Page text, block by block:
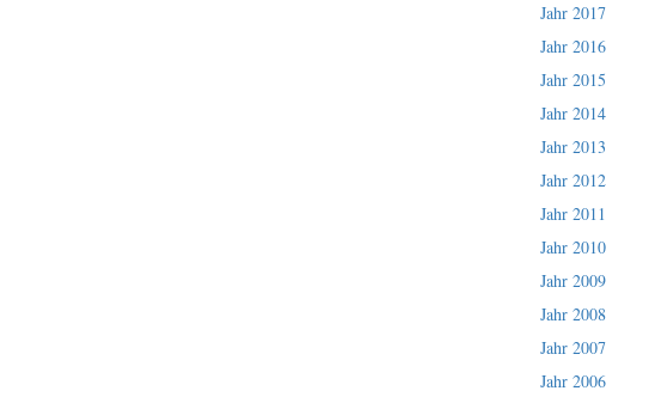
Jahr 2017
Jahr 2016
Jahr 2015
Jahr 2014
Jahr 2013
Jahr 2012
Jahr 2011
Jahr 2010
Jahr 2009
Jahr 2008
Jahr 2007
Jahr 2006